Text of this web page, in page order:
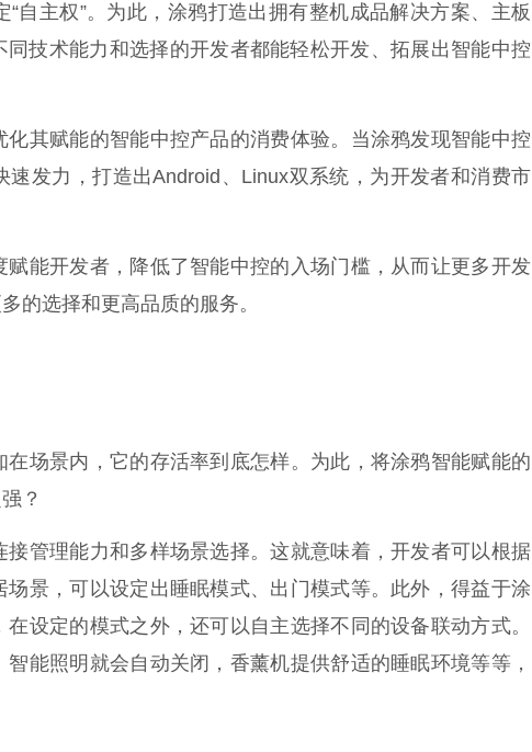
自主权”。为此，涂鸦打造出拥有整机成品解决方案、主板
技术能力和选择的开发者都能轻松开发、拓展出智能中控
其赋能的智能中控产品的消费体验。当涂鸦发现智能中控
发力，打造出Android、Linux双系统，为开发者和消费市
能开发者，降低了智能中控的入场门槛，从而让更多开发
的选择和更高品质的服务。
场景内，它的存活率到底怎样。为此，将涂鸦智能赋能的
？
管理能力和多样场景选择。这就意味着，开发者可以根据
景，可以设定出睡眠模式、出门模式等。此外，得益于涂
设定的模式之外，还可以自主选择不同的设备联动方式。
能照明就会自动关闭，香薰机提供舒适的睡眠环境等等，